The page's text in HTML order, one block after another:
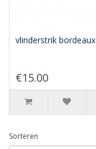
vlinderstrik bordeaux
€15.00
Sorteren